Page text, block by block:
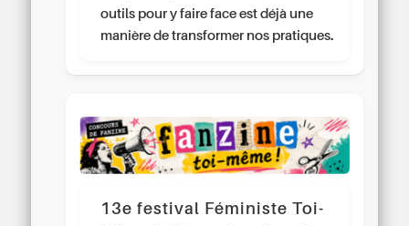
outils pour y faire face est déjà une
manière de transformer nos pratiques.
13e festival Féministe Toi-